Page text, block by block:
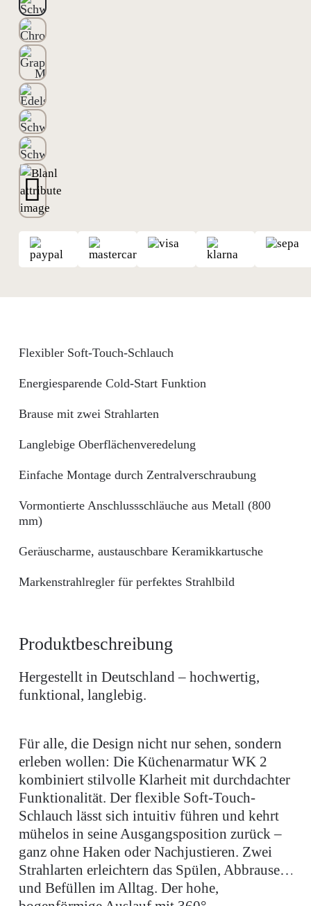
Produktbeschreibung
Hergestellt in Deutschland – hochwertig,
funktional, langlebig.
Für alle, die Design nicht nur sehen, sondern
erleben wollen: Die Küchenarmatur WK 2
kombiniert stilvolle Klarheit mit durchdachter
Funktionalität. Der flexible Soft-Touch-
Schlauch lässt sich intuitiv führen und kehrt
mühelos in seine Ausgangsposition zurück –
ganz ohne Haken oder Nachjustieren. Zwei
Strahlarten erleichtern das Spülen, Abbrausen
und Befüllen im Alltag. Der hohe,
Flexibler Soft-Touch-Schlauch
Energiesparende Cold-Start Funktion
Brause mit zwei Strahlarten
Langlebige Oberflächenveredelung
Einfache Montage durch Zentralverschraubung
Vormontierte Anschlussschläuche aus Metall (800
mm)
Geräuscharme, austauschbare Keramikkartusche
Markenstrahlregler für perfektes Strahlbild